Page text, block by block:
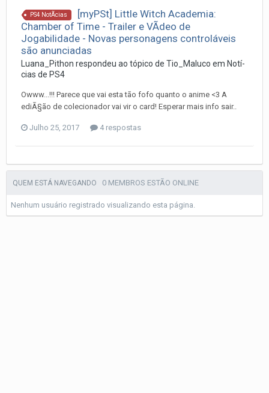
PS4 NotÃ­cias
[myPSt] Little Witch Academia:
Chamber of Time - Trailer e VÃ­deo de
Jogabilidade - Novas personagens controláveis
são anunciadas
Luana_Pithon respondeu ao tópico de Tio_Maluco em Notí­
cias de PS4
Owww...!!! Parece que vai esta tão fofo quanto o anime <3 A
ediÃ§ão de colecionador vai vir o card! Esperar mais info sair..
Julho 25, 2017 4 respostas
QUEM ESTÁ NAVEGANDO 0 MEMBROS ESTÃO ONLINE
Nenhum usuário registrado visualizando esta página.